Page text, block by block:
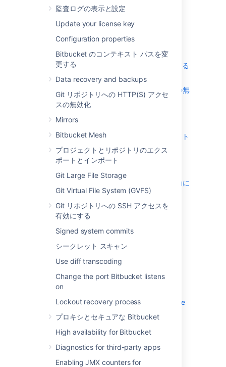
監査ログの表示と設定
Update your license key
Configuration properties
Bitbucket のコンテキスト パスを変
更する
Data recovery and backups
Git リポジトリへの HTTP(S) アクセ
スの無効化
Mirrors
Bitbucket Mesh
プロジェクトとリポジトリのエクス
ポートとインポート
Git Large File Storage
Git Virtual File System (GVFS)
Git リポジトリへの SSH アクセスを
有効にする
Signed system commits
シークレット スキャン
Use diff transcoding
Change the port Bitbucket listens
on
Lockout recovery process
プロキシとセキュアな Bitbucket
High availability for Bitbucket
Diagnostics for third-party apps
Enabling JMX counters for
Configuring the application navigator
監査ログの表示と設定
Update your license key
Configuration properties
Bitbucket のコンテキスト パスを変更する
Data recovery and backups
Git リポジトリへの HTTP(S) アクセスの無
効化
Bitbucket Mesh
プロジェクトとリポジトリのエクスポート
とインポート
Git Large File Storage
Git Virtual File System (GVFS)
Git リポジトリへの SSH アクセスを有効に
する
Signed system commits
シークレット スキャン
Use diff transcoding
Change the port Bitbucket listens on
プロキシとセキュアな Bitbucket
High availability for Bitbucket
Diagnostics for third-party apps
Enabling JMX counters for performance
monitoring
Enable debug logging
Scaling Bitbucket Data Center
Add a shortcut link to a repository